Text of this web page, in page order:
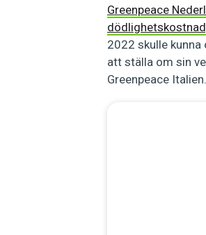
Greenpeace
2022 skulle kunna
att ställa om sin
Greenpeace Italien.